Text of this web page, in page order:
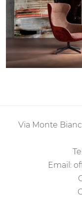
Via Monte
Tel
Email: